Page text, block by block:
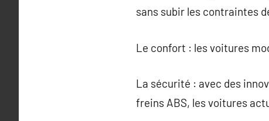
sans subir les contraintes
Le confort : les voitures
La sécurité : avec des
freins ABS, les voitures